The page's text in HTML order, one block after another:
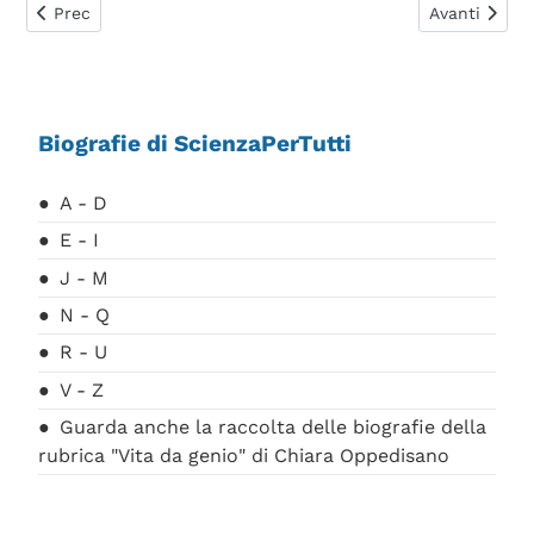
Articolo precedente: Herschel Friedrich Wilhelm
Prec Articolo
Avanti
Biografie di ScienzaPerTutti
A - D
E - I
J - M
N - Q
R - U
V - Z
Guarda anche la raccolta delle biografie della
rubrica "Vita da genio" di Chiara Oppedisano